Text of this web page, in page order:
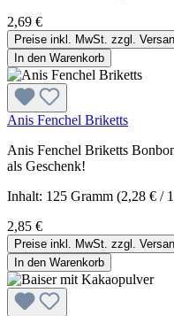
2,69 €
Preise inkl. MwSt. zzgl.
In den Warenkorb
Anis Fenchel Briketts
Anis Fenchel Briketts
als Geschenk!
Inhalt: 125 Gramm (2,28 € /
2,85 €
Preise inkl. MwSt. zzgl.
In den Warenkorb